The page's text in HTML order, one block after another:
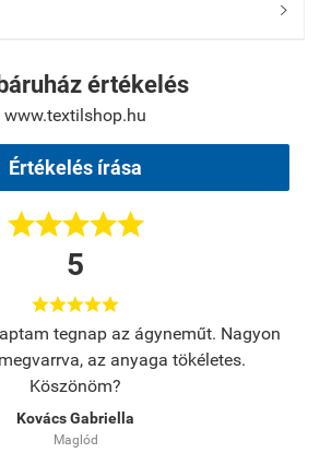

értékelés
www.textilshop.hu
Értékelés írása

5

tegnap az ágyneműt. Nagyon
az anyaga tökéletes.
Köszönöm?
Kovács Gabriella
Maglód